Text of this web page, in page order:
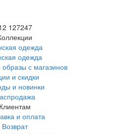
127247
одежда
одежда
с магазинов
и скидки
и новинки
Клиентам
и оплата
Возврат